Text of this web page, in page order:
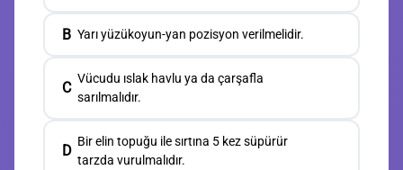
B Yarı yüzükoyun-yan pozisyon verilmelidir.
C
Vücudu ıslak havlu ya da çarşafla
sarılmalıdır.
D
Bir elin topuğu ile sırtına 5 kez süpürür
tarzda vurulmalıdır.